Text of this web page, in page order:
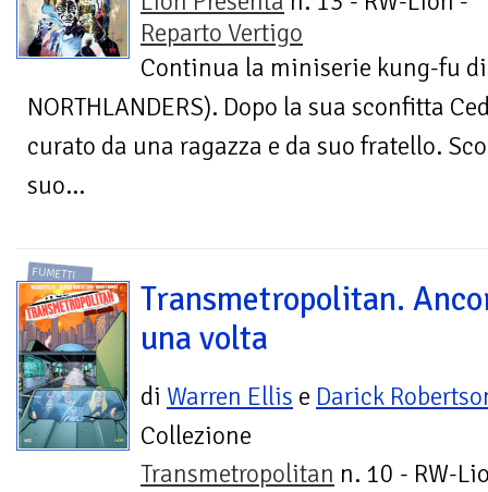
Reparto Vertigo
Continua la miniserie kung-fu
NORTHLANDERS). Dopo la sua sconfitta
curato da una ragazza e da suo fratello.
suo...
FUMETTI
Transmetropolitan.
una volta
di Warren Ellis e Darick
Collezione
Transmetropolitan n. 10 - RW-